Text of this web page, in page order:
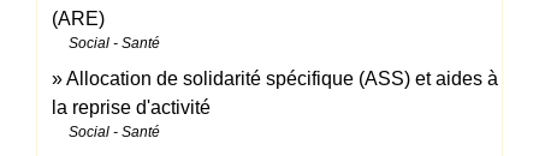
(ARE)
Social - Santé
Allocation de solidarité spécifique (ASS) et aides à
la reprise d'activité
Social - Santé